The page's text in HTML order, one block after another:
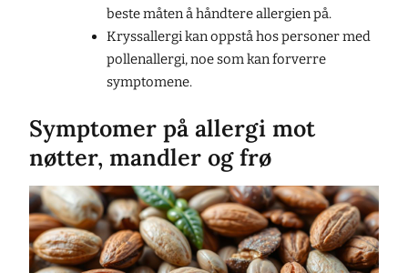
beste måten å håndtere allergien på.
Kryssallergi kan oppstå hos personer med
pollenallergi, noe som kan forverre
symptomene.
Symptomer på allergi mot
nøtter, mandler og frø